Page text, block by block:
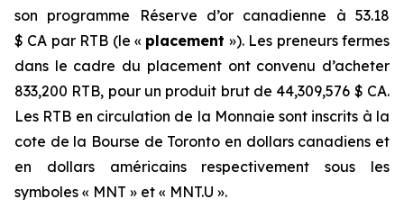
son programme Réserve d’or canadienne à 53.18
$ CA par RTB (le « placement »). Les preneurs fermes
dans le cadre du placement ont convenu d’acheter
833,200 RTB, pour un produit brut de 44,309,576 $ CA.
Les RTB en circulation de la Monnaie sont inscrits à la
cote de la Bourse de Toronto en dollars canadiens et
en dollars américains respectivement sous les
symboles « MNT » et « MNT.U ».